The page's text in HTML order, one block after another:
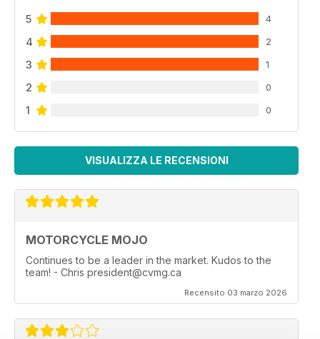
5 4
4 2
3 1
2 0
1 0
VISUALIZZA LE RECENSIONI
MOTORCYCLE MOJO
Continues to be a leader in the market. Kudos to the
team! - Chris president@cvmg.ca
Recensito 03 marzo 2026